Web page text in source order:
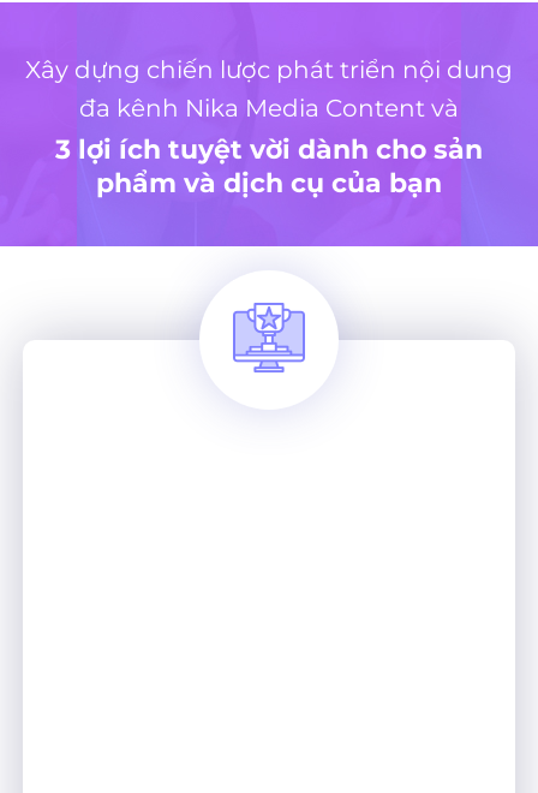
Xây dựng chiến lược phát triển nội dung
đa kênh Nika Media Content và
3 lợi ích tuyệt vời dành cho sản
phẩm và dịch cụ của bạn